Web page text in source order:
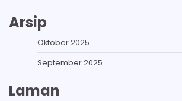
Arsip
Oktober 2025
September 2025
Laman